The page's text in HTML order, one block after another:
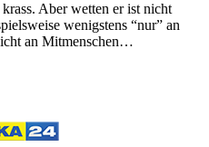
Aber wetten er ist nicht
wenigstens “nur” an
an Mitmenschen…